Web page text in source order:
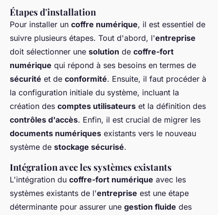
Étapes d'installation
Pour installer un coffre numérique, il est essentiel de
suivre plusieurs étapes. Tout d'abord, l'entreprise
doit sélectionner une solution de coffre-fort
numérique qui répond à ses besoins en termes de
sécurité et de conformité. Ensuite, il faut procéder à
la configuration initiale du système, incluant la
création des comptes utilisateurs et la définition des
contrôles d'accès. Enfin, il est crucial de migrer les
documents numériques existants vers le nouveau
système de stockage sécurisé.
Intégration avec les systèmes existants
L'intégration du coffre-fort numérique avec les
systèmes existants de l'entreprise est une étape
déterminante pour assurer une gestion fluide des